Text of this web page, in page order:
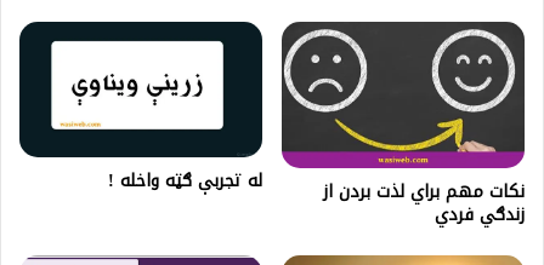
نکات مهم براي لذت بردن از
زندګي فردي
له تجربې ګټه واخله !